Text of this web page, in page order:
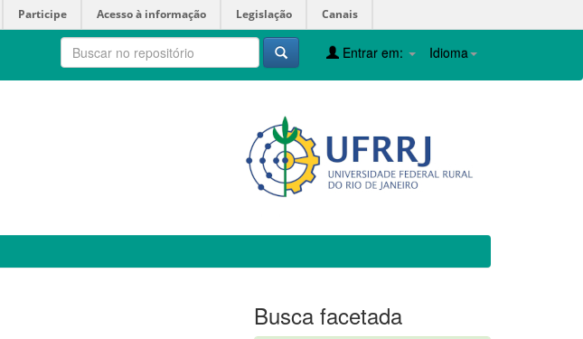
Participe Acesso à informação Legislação Canais
Idioma
Entrar em:
Busca facetada